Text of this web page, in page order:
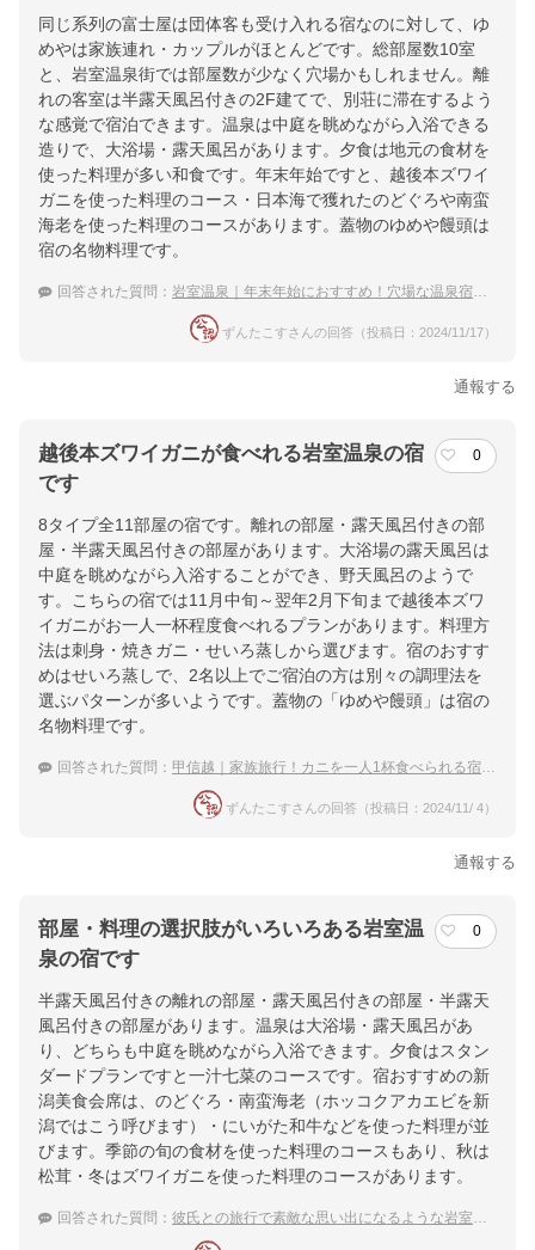
同じ系列の富士屋は団体客も受け入れる宿なのに対して、ゆ
めやは家族連れ・カップルがほとんどです。総部屋数10室
と、岩室温泉街では部屋数が少なく穴場かもしれません。離
れの客室は半露天風呂付きの2F建てで、別荘に滞在するよう
な感覚で宿泊できます。温泉は中庭を眺めながら入浴できる
造りで、大浴場・露天風呂があります。夕食は地元の食材を
使った料理が多い和食です。年末年始ですと、越後本ズワイ
ガニを使った料理のコース・日本海で獲れたのどぐろや南蛮
海老を使った料理のコースがあります。蓋物のゆめや饅頭は
宿の名物料理です。
回答された質問： 岩室温泉｜年末年始におすすめ！穴場な温泉宿・ホテルは？
ずんたこすさんの回答（投稿日：2024/11/17）
通報する
越後本ズワイガニが食べれる岩室温泉の宿
です
0
8タイプ全11部屋の宿です。離れの部屋・露天風呂付きの部
屋・半露天風呂付きの部屋があります。大浴場の露天風呂は
中庭を眺めながら入浴することができ、野天風呂のようで
す。こちらの宿では11月中旬～翌年2月下旬まで越後本ズワ
イガニがお一人一杯程度食べれるプランがあります。料理方
法は刺身・焼きガニ・せいろ蒸しから選びます。宿のおすす
めはせいろ蒸しで、2名以上でご宿泊の方は別々の調理法を
選ぶパターンが多いようです。蓋物の「ゆめや饅頭」は宿の
名物料理です。
回答された質問： 甲信越｜家族旅行！カニを一人1杯食べられる宿のおすすめは？
ずんたこすさんの回答（投稿日：2024/11/ 4）
通報する
部屋・料理の選択肢がいろいろある岩室温
泉の宿です
0
半露天風呂付きの離れの部屋・露天風呂付きの部屋・半露天
風呂付きの部屋があります。温泉は大浴場・露天風呂があ
り、どちらも中庭を眺めながら入浴できます。夕食はスタン
ダードプランですと一汁七菜のコースです。宿おすすめの新
潟美食会席は、のどぐろ・南蛮海老（ホッコクアカエビを新
潟ではこう呼びます）・にいがた和牛などを使った料理が並
びます。季節の旬の食材を使った料理のコースもあり、秋は
松茸・冬はズワイガニを使った料理のコースがあります。
回答された質問： 彼氏との旅行で素敵な思い出になるような岩室温泉の宿は？